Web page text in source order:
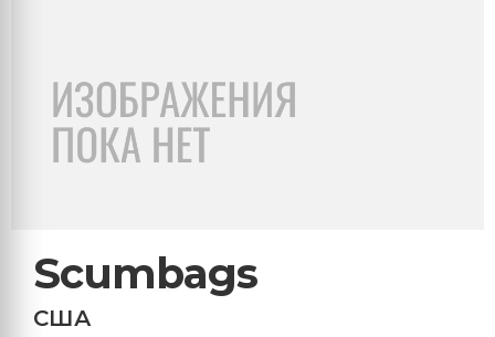
Scumbags
США